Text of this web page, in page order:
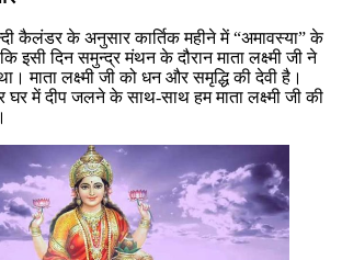
कैलंडर के अनुसार कार्तिक महीने में “अमावस्या” के
इसी दिन समुन्द्र मंथन के दौरान माता लक्ष्मी जी ने
माता लक्ष्मी जी को धन और समृद्धि की देवी है।
घर में दीप जलने के साथ-साथ हम माता लक्ष्मी जी की